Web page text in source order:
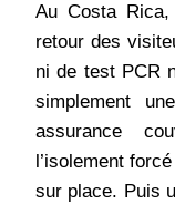
Au Costa
retour des
ni de test PCR
simplement
assurance
l’isolement
sur place. Puis